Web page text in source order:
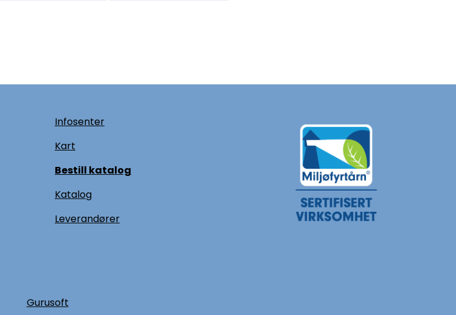
Infosenter
Kart
Bestill katalog
Katalog
Leverandører
Gurusoft